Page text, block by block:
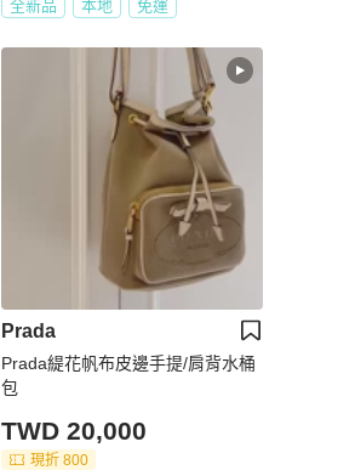
全新品 本地 免運
Prada
Prada緹花帆布皮邊手提/肩背水桶
包
TWD 20,000
現折 800